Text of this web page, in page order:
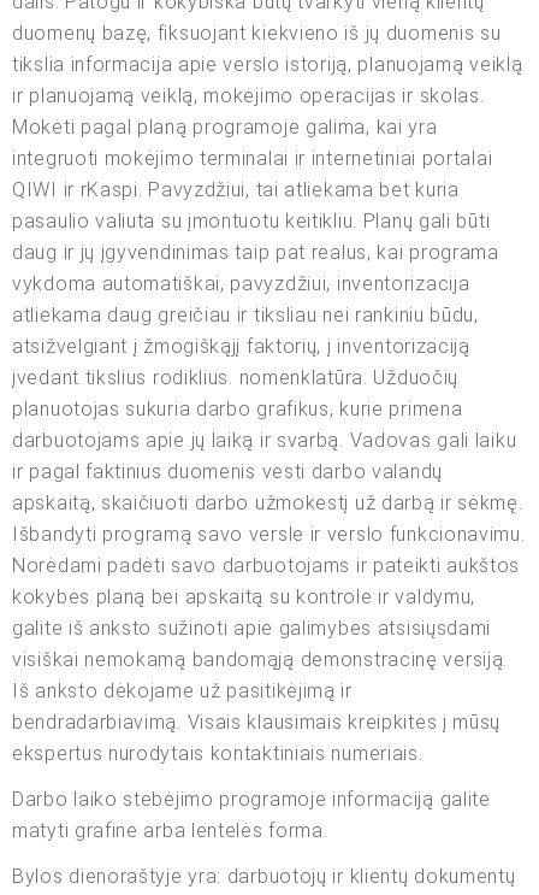
duomenų bazę, fiksuojant kiekvieno iš jų duomenis su
tikslia informacija apie verslo istoriją, planuojamą veiklą
ir planuojamą veiklą, mokėjimo operacijas ir skolas.
Mokėti pagal planą programoje galima, kai yra
integruoti mokėjimo terminalai ir internetiniai portalai
QIWI ir rKaspi. Pavyzdžiui, tai atliekama bet kuria
pasaulio valiuta su įmontuotu keitikliu. Planų gali būti
daug ir jų įgyvendinimas taip pat realus, kai programa
vykdoma automatiškai, pavyzdžiui, inventorizacija
atliekama daug greičiau ir tiksliau nei rankiniu būdu,
atsižvelgiant į žmogiškąjį faktorių, į inventorizaciją
įvedant tikslius rodiklius. nomenklatūra. Užduočių
planuotojas sukuria darbo grafikus, kurie primena
darbuotojams apie jų laiką ir svarbą. Vadovas gali laiku
ir pagal faktinius duomenis vesti darbo valandų
apskaitą, skaičiuoti darbo užmokestį už darbą ir sėkmę.
Išbandyti programą savo versle ir verslo funkcionavimu.
Norėdami padėti savo darbuotojams ir pateikti aukštos
kokybės planą bei apskaitą su kontrole ir valdymu,
galite iš anksto sužinoti apie galimybes atsisiųsdami
visiškai nemokamą bandomąją demonstracinę versiją.
Iš anksto dėkojame už pasitikėjimą ir
bendradarbiavimą. Visais klausimais kreipkitės į mūsų
ekspertus nurodytais kontaktiniais numeriais.
Darbo laiko stebėjimo programoje informaciją galite
matyti grafine arba lentelės forma.
Bylos dienoraštyje yra: darbuotojų ir klientų dokumentų